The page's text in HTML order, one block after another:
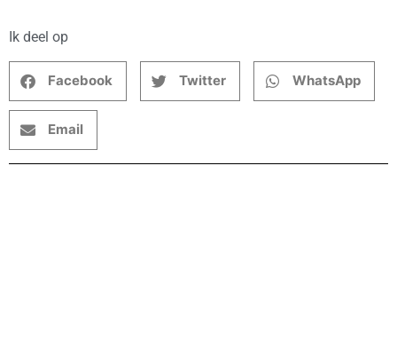
Ik deel op
Facebook Twitter WhatsApp
Email